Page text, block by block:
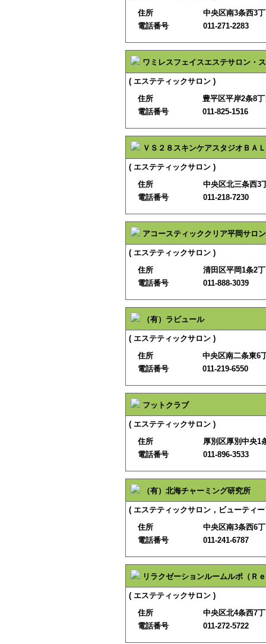
住所
中央区南3条西3
電話番号
011-271-2283
ワミレスフェイスエステサロン・
( エステティックサロン )
住所
豊平区平岸2条8
電話番号
011-825-1516
ＶＳ２８スキンケアスタジオＢＡ
( エステティックサロン )
住所
中央区北三条西3
電話番号
011-218-7230
アコースティッククリア平岡サロン
( エステティックサロン )
住所
清田区平岡1条2
電話番号
011-888-3039
（有）ラビュール
( エステティックサロン )
住所
中央区南二条東6
電話番号
011-219-6550
フットクラブ
( エステティックサロン )
住所
厚別区厚別中央1
電話番号
011-896-3533
（有）北海チャーミング研究所
( エステティックサロン，ビューティ
住所
中央区南3条西6
電話番号
011-241-6787
リラクゼーションルームルポ（Ｒ
( エステティックサロン )
住所
中央区北4条西7
電話番号
011-272-5722